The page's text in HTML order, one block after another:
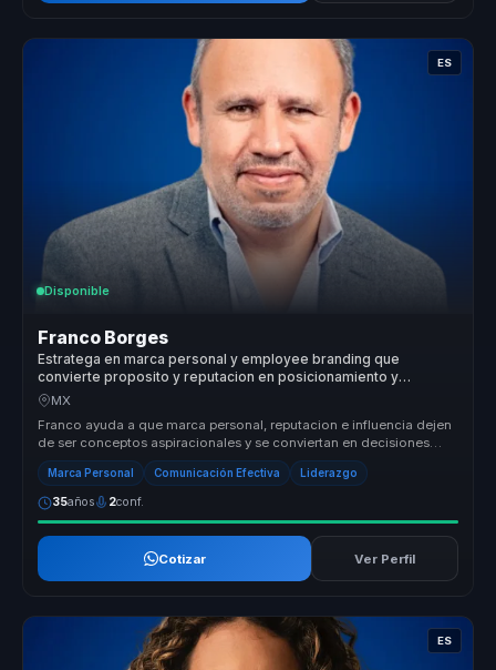
ES
Disponible
Franco Borges
Estratega en marca personal y employee branding que
convierte proposito y reputacion en posicionamiento y
autoridad para lideres y organizaciones.
MX
Franco ayuda a que marca personal, reputacion e influencia dejen
de ser conceptos aspiracionales y se conviertan en decisiones
concretas ...
Marca Personal Comunicación Efectiva Liderazgo
35años 2conf.
Cotizar Ver Perfil
ES